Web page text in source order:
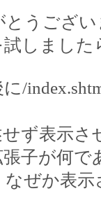
うござい
試しまし
/
せず表示
子が何
なぜか表